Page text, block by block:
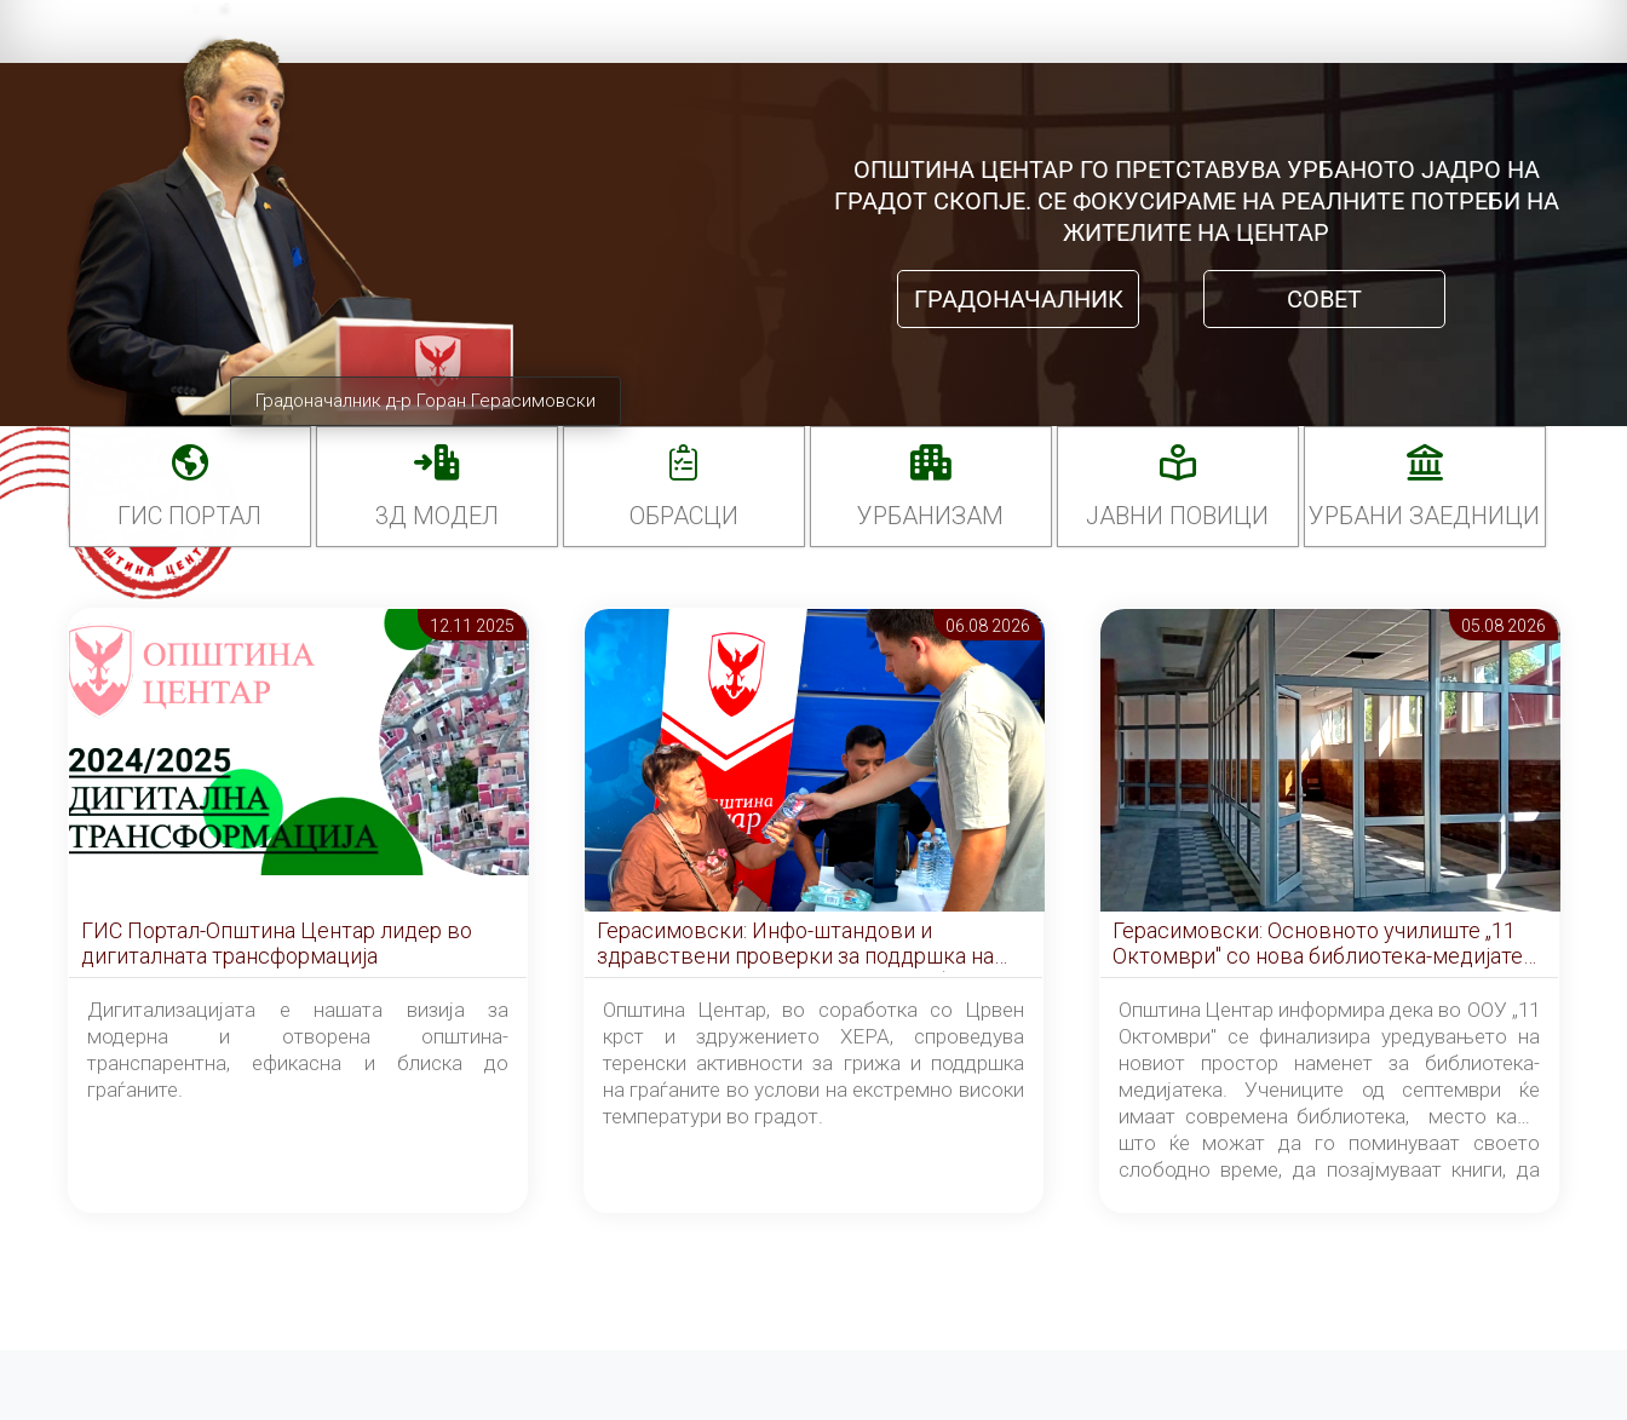
Градоначалник д-р Горан Герасимовски
ОПШТИНА ЦЕНТАР ГО ПРЕТСТАВУВА УРБАНОТО ЈАДРО НА
ГРАДОТ СКОПЈЕ. СЕ ФОКУСИРАМЕ НА РЕАЛНИТЕ ПОТРЕБИ НА
ЖИТЕЛИТЕ НА ЦЕНТАР
ГРАДОНАЧАЛНИК СОВЕТ
ГИС ПОРТАЛ 3Д МОДЕЛ ОБРАСЦИ УРБАНИЗАМ ЈАВНИ ПОВИЦИ УРБАНИ ЗАЕДНИЦИ
12.11 2025
ГИС Портал-Општина Центар лидер во
дигиталната трансформација
Дигитализацијата е нашата визија за
модерна и отворена општина-
транспарентна, ефикасна и блиска до
граѓаните.
06.08 2026
Герасимовски: Инфо-штандови и
здравствени проверки за поддршка на
граѓаните во услови на топлотен бран
Општина Центар, во соработка со Црвен
крст и здружението ХЕРА, спроведува
теренски активности за грижа и поддршка
на граѓаните во услови на екстремно високи
температури во градот.
05.08 2026
Герасимовски: Основното училиште „11
Октомври" со нова библиотека-медијатека
од септември
Општина Центар информира дека во ООУ „11
Октомври" се финализира уредувањето на
новиот простор наменет за библиотека-
медијатека. Учениците од септември ќе
имаат современа библиотека, место каде
што ќе можат да го поминуваат своето
слободно време, да позајмуваат книги, да